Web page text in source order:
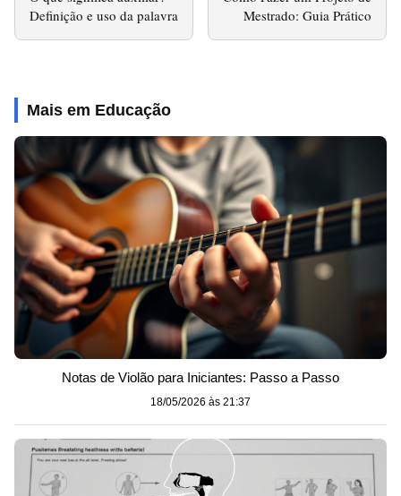
Definição e uso da palavra
Mestrado: Guia Prático
Mais em Educação
Notas de Violão para Iniciantes: Passo a Passo
18/05/2026 às 21:37